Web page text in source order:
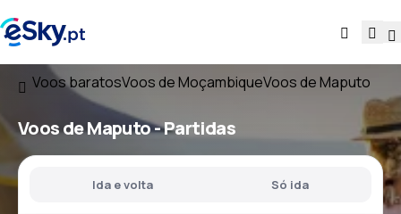
Voos baratosVoos de MoçambiqueVoos de Maputo
Voosde Maputo- Partidas
Ida e volta Só ida